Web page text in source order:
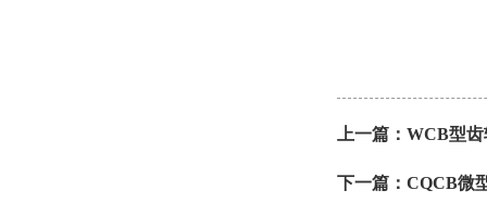
上一篇： WCB型齿
下一篇： CQCB微